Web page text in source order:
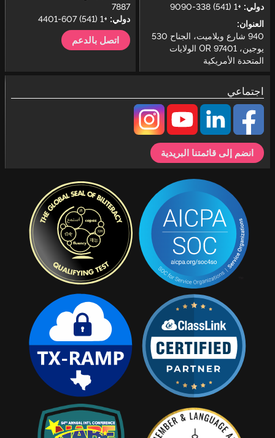
دولي: +1 (541) 338-9090
العنوان:
940 شارع ويلاميت، الجناح 530
يوجين، OR 97401 الولايات
المتحدة الأمريكية
7887
دولي: +1 (541) 607-4401
اتصل بالدعم
اجتماعي
انضم إلى قائمتنا البريدية